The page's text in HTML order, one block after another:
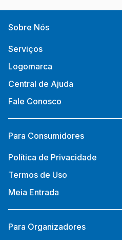
Sobre Nós
Serviços
Logomarca
Central de Ajuda
Fale Conosco
Para Consumidores
Política de Privacidade
Termos de Uso
Meia Entrada
Para Organizadores